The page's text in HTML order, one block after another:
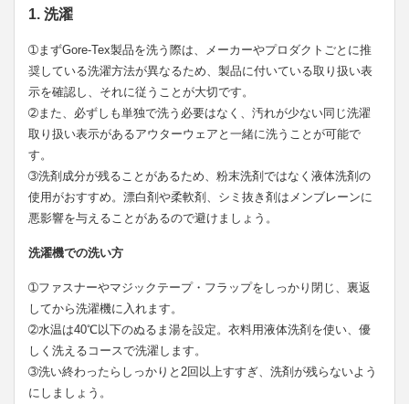
1. 洗濯
➀まずGore-Tex製品を洗う際は、メーカーやプロダクトごとに推
奨している洗濯方法が異なるため、製品に付いている取り扱い表
示を確認し、それに従うことが大切です。
➁また、必ずしも単独で洗う必要はなく、汚れが少ない同じ洗濯
取り扱い表示があるアウターウェアと一緒に洗うことが可能で
す。
➂洗剤成分が残ることがあるため、粉末洗剤ではなく液体洗剤の
使用がおすすめ。漂白剤や柔軟剤、シミ抜き剤はメンブレーンに
悪影響を与えることがあるので避けましょう。
洗濯機での洗い方
➀ファスナーやマジックテープ・フラップをしっかり閉じ、裏返
してから洗濯機に入れます。
➁水温は40℃以下のぬるま湯を設定。衣料用液体洗剤を使い、優
しく洗えるコースで洗濯します。
➂洗い終わったらしっかりと2回以上すすぎ、洗剤が残らないよう
にしましょう。